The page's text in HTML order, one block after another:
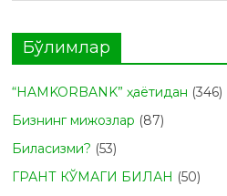
Бўлимлар
“HAMKORBANK” ҳаётидан (346)
Бизнинг мижозлар (87)
Биласизми? (53)
ГРАНТ КЎМАГИ БИЛАН (50)